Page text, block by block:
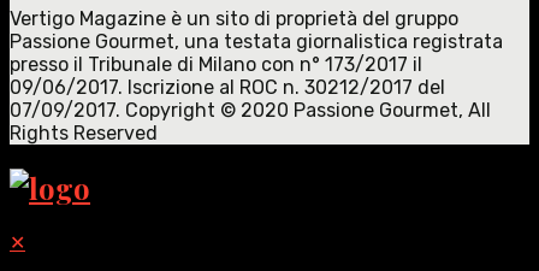
Vertigo Magazine è un sito di proprietà del gruppo
Passione Gourmet, una testata giornalistica registrata
presso il Tribunale di Milano con n° 173/2017 il
09/06/2017. Iscrizione al ROC n. 30212/2017 del
07/09/2017. Copyright © 2020 Passione Gourmet, All
Rights Reserved
✕